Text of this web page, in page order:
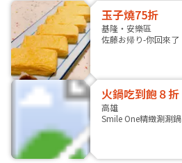
玉子燒75折
基隆・安樂區
佐藤お帰り-你回來了
火鍋吃到飽８折
高雄
Smile One精緻涮涮鍋